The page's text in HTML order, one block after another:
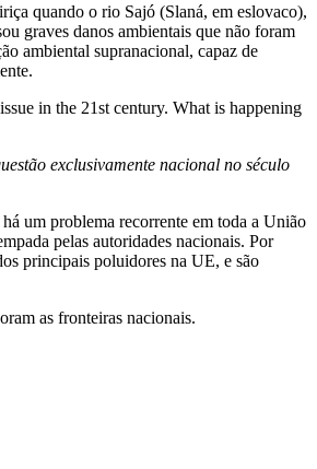
quando o rio Sajó (Slaná, em eslovaco),
graves danos ambientais que não foram
ambiental supranacional, capaz de
exclusivamente nacional no século
um problema recorrente em toda a União
pelas autoridades nacionais. Por
principais poluidores na UE, e são
as fronteiras nacionais.